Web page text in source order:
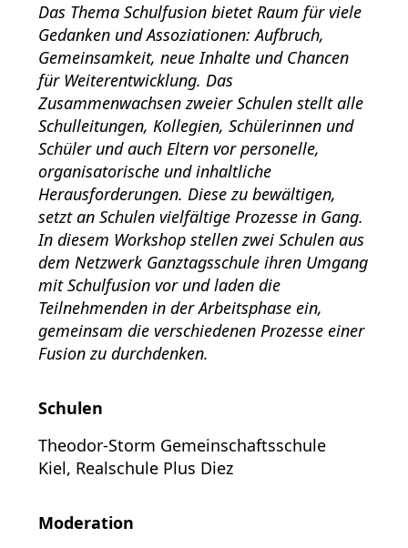
Das Thema Schulfusion bietet Raum für viele
Gedanken und Assoziationen: Aufbruch,
Gemeinsamkeit, neue Inhalte und Chancen
für Weiterentwicklung. Das
Zusammenwachsen zweier Schulen stellt alle
Schulleitungen, Kollegien, Schülerinnen und
Schüler und auch Eltern vor personelle,
organisatorische und inhaltliche
Herausforderungen. Diese zu bewältigen,
setzt an Schulen vielfältige Prozesse in Gang.
In diesem Workshop stellen zwei Schulen aus
dem Netzwerk Ganztagsschule ihren Umgang
mit Schulfusion vor und laden die
Teilnehmenden in der Arbeitsphase ein,
gemeinsam die verschiedenen Prozesse einer
Fusion zu durchdenken.
Schulen
Theodor-Storm Gemeinschaftsschule
Kiel, Realschule Plus Diez
Moderation